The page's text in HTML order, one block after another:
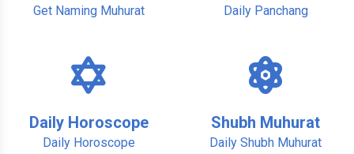
Get Naming Muhurat Daily Panchang
Daily Horoscope
Daily Horoscope
Shubh Muhurat
Daily Shubh Muhurat